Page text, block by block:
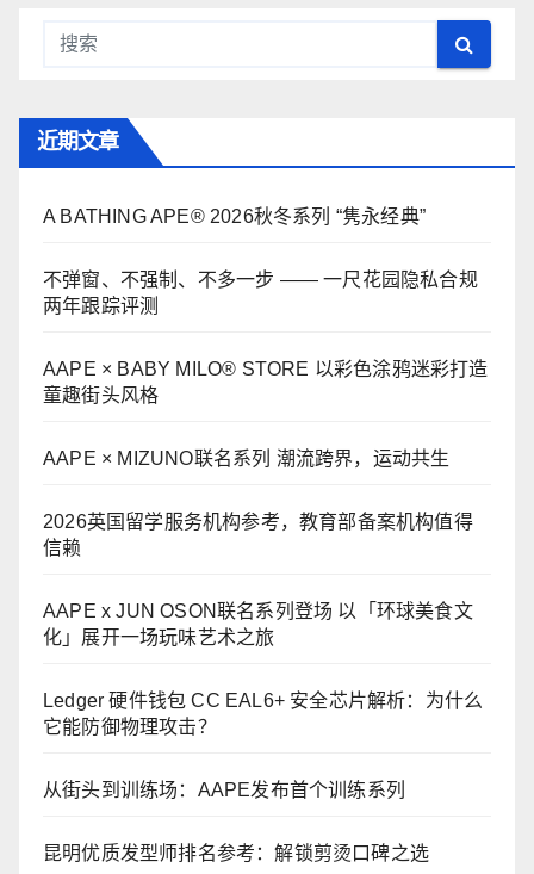
近期文章
A BATHING APE® 2026秋冬系列 “隽永经典”
不弹窗、不强制、不多一步 —— 一尺花园隐私合规
两年跟踪评测
AAPE × BABY MILO® STORE 以彩色涂鸦迷彩打造
童趣街头风格
AAPE × MIZUNO联名系列 潮流跨界，运动共生
2026英国留学服务机构参考，教育部备案机构值得
信赖
AAPE x JUN OSON联名系列登场 以「环球美食文
化」展开一场玩味艺术之旅
Ledger 硬件钱包 CC EAL6+ 安全芯片解析：为什么
它能防御物理攻击？
从街头到训练场：AAPE发布首个训练系列
昆明优质发型师排名参考：解锁剪烫口碑之选